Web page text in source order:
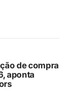
de compra
aponta